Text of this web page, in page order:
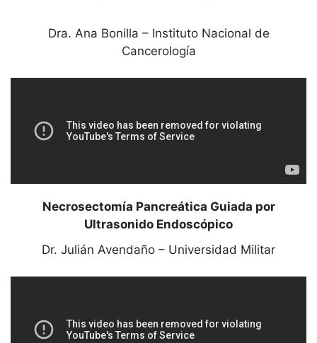
Dra. Ana Bonilla – Instituto Nacional de
Cancerología
Necrosectomía Pancreática Guiada por
Ultrasonido Endoscópico
Dr. Julián Avendaño – Universidad Militar